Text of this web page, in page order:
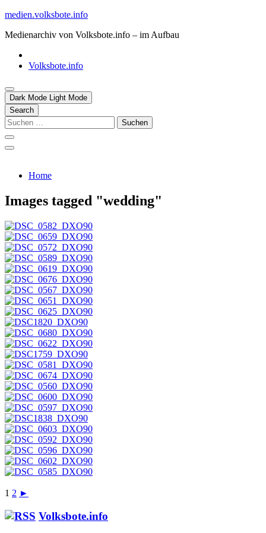
Skip
content
medien.volksbote.info
Medienarchiv von Volksbote.info – im Aufbau
Volksbote.info
Dark Mode Light Mode
Search
Suchen
nach:
Home
Images tagged "wedding"
1 2 ►
Volksbote.info